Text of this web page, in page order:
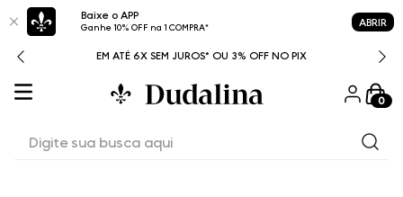
Baixe o APP
Ganhe 10% OFF na 1 COMPRA* ABRIR
EM ATÉ 6X SEM JUROS* OU 3% OFF NO PIX
0